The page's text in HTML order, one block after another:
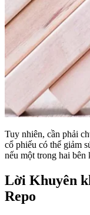
Tuy nhiên, cần phải
cổ phiếu có thể giảm
nếu một trong hai bên
Lời Khuyên
Repo